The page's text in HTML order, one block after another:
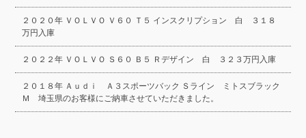
２０２０年 ＶＯＬＶＯ Ｖ６０ Ｔ５ インスクリプション 白 ３１８
万円入庫
２０２２年 ＶＯＬＶＯ Ｓ６０ Ｂ５ Ｒデザイン 白 ３２３万円入庫
２０１８年 Ａｕｄｉ Ａ３スポーツバック Ｓライン ミトスブラック
Ｍ 埼玉県のお客様にご納車させていただきました。